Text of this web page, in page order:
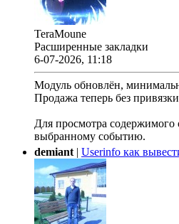
TeraMoune
Расширенные закладки
6-07-2026, 11:18
Модуль обновлён,
Продажа теперь без
Для просмотра содержимого
выбранному событию.
demiant | Userinfo как